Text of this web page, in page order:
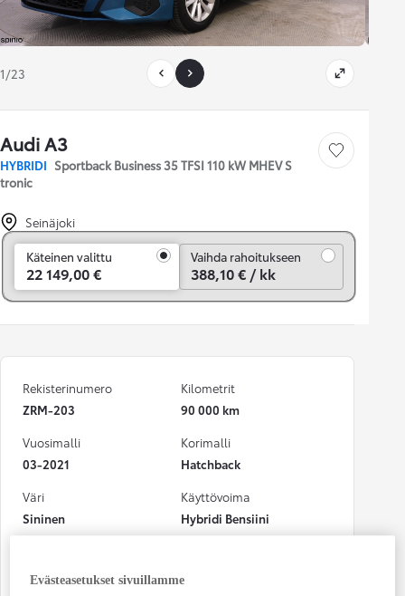
1/23
Audi A3
HYBRIDI Sportback Business 35 TFSI 110 kW MHEV S
tronic
Tallenna auto
Seinäjoki
Käteinen valittu
22 149,00 €
Vaihda rahoitukseen
388,10 € / kk
Rekisterinumero
ZRM-203
Kilometrit
90 000 km
Vuosimalli
03-2021
Korimalli
Hatchback
Väri
Sininen
Käyttövoima
Hybridi Bensiini
110 kw (148 hv)
Evästeasetukset sivuillamme